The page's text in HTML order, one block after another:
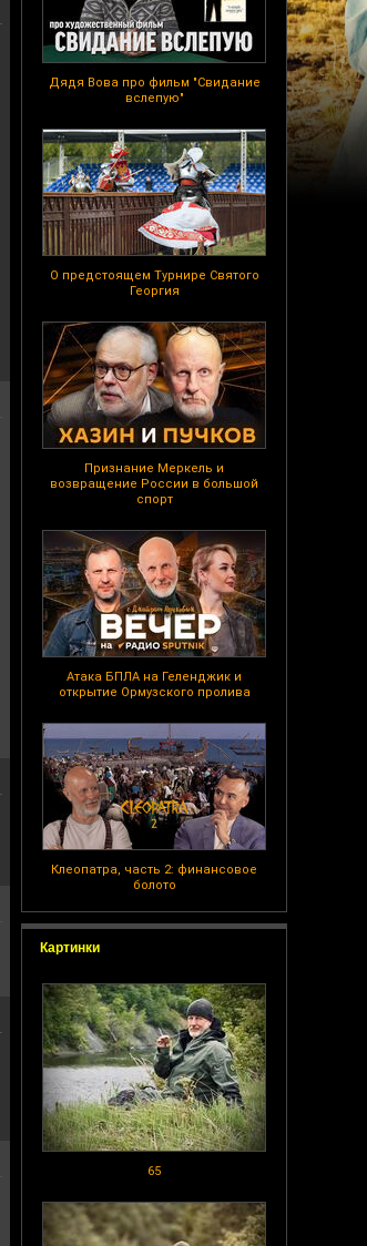
Дядя Вова про фильм "Свидание
вслепую"
О предстоящем Турнире Святого
Георгия
Признание Меркель и
возвращение России в большой
спорт
Атака БПЛА на Геленджик и
открытие Ормузского пролива
Клеопатра, часть 2: финансовое
болото
Картинки
65